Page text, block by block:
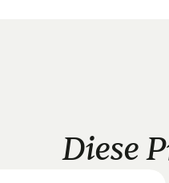
Diese